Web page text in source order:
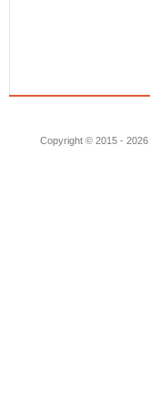
Copyright © 2015 - 2026